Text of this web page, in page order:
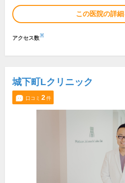
この医院の詳
アクセス数※
城下町Lクリニック
口コミ 2件